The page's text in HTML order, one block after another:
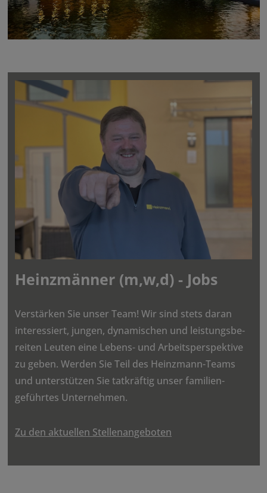
Heinz­männer (m,w,d) - Jobs
Verstärken Sie unser Team! Wir sind stets daran
inter­es­siert, jungen, dyna­mi­schen und leis­tungs­be­
reiten Leuten eine Lebens- und Arbeits­per­spek­tive
zu geben. Werden Sie Teil des Heinz­mann-Teams
und unter­stützen Sie tatkräftig unser fami­li­en­
geführtes Unter­nehmen.
Zu den aktuellen Stellenangeboten